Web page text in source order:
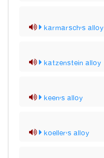
karmarsch's alloy
katzenstein alloy
keen's alloy
koeller's alloy